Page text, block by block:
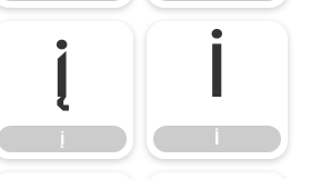
į
į
İ